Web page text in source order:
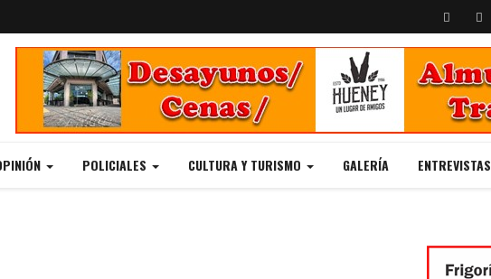
POLICIALES CULTURA Y TURISMO GALERÍA ENTREVISTAS